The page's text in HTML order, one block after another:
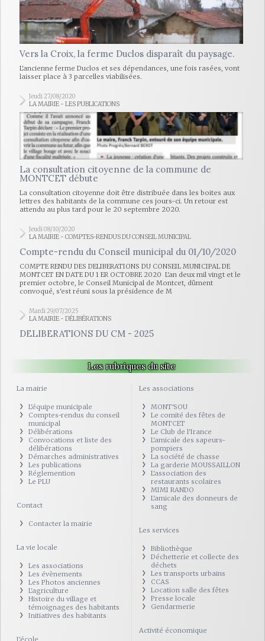
Vers la Croix, la ferme Duclos disparaît du paysage.
L'ancienne ferme Duclos et ses dépendances, une fois rasées, vont
laisser place à 3 parcelles viabilisées.
Jeudi 27/08/2020
LA MAIRIE - LES PUBLICATIONS
La consultation citoyenne de la commune de
MONTCET débute
La consultation citoyenne doit être distribuée dans les boites aux
lettres des habitants de la commune ces jours-ci. Un retour est
attendu au plus tard pour le 20 septembre 2020.
Jeudi 08/10/2020
LA MAIRIE - COMPTES-RENDUS DU CONSEIL MUNICIPAL
Compte-rendu du Conseil municipal du 01/10/2020
COMPTE RENDU DES DELIBERATIONS DU CONSEIL MUNICIPAL DE
MONTCET EN DATE DU 1 ER OCTOBRE 2020 L'an deux mil vingt et le
premier octobre, le Conseil Municipal de Montcet, dûment
convoqué, s'est réuni sous la présidence de M
Mardi 29/07/2025
LA MAIRIE - DÉLIBÉRATIONS
DELIBERATIONS DU CM - 2025
Les rubriques du site
La mairie
L'équipe municipale
Comptes-rendus du conseil
municipal
Délibérations
Convocations et liste des
délibérations
Démarches administratives
Les publications
Réglemention
Le PLU
Contact
Contacter la mairie
La vie locale
Les associations
Les évènements
Les Photos anciennes
L'agriculture
Histoire du village et
témoignages des habitants
Initiatives des habitants
L'école
Les associations
MONT'SOU
Le comité des fêtes de
MONTCET
Le Club de l'Irance
L'amicale des sapeurs-
pompiers
La société de chasse
La garderie MOUSSAILLON
L'association des
restaurants scolaires
MIMI RANDO
L'amicale des donneurs de
sang
Les services
Bibliothèque
Déchetterie et collecte des
déchets
Les transports urbains
CCAS
Location salle des fêtes
Presse locale
Gendarmerie
Activité économique